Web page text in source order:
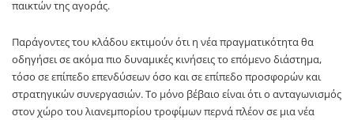
παικτών της αγοράς.
Παράγοντες του κλάδου εκτιμούν ότι η νέα πραγματικότητα θα
οδηγήσει σε ακόμα πιο δυναμικές κινήσεις το επόμενο διάστημα,
τόσο σε επίπεδο επενδύσεων όσο και σε επίπεδο προσφορών και
στρατηγικών συνεργασιών. Το μόνο βέβαιο είναι ότι ο ανταγωνισμός
στον χώρο του λιανεμπορίου τροφίμων περνά πλέον σε μια νέα